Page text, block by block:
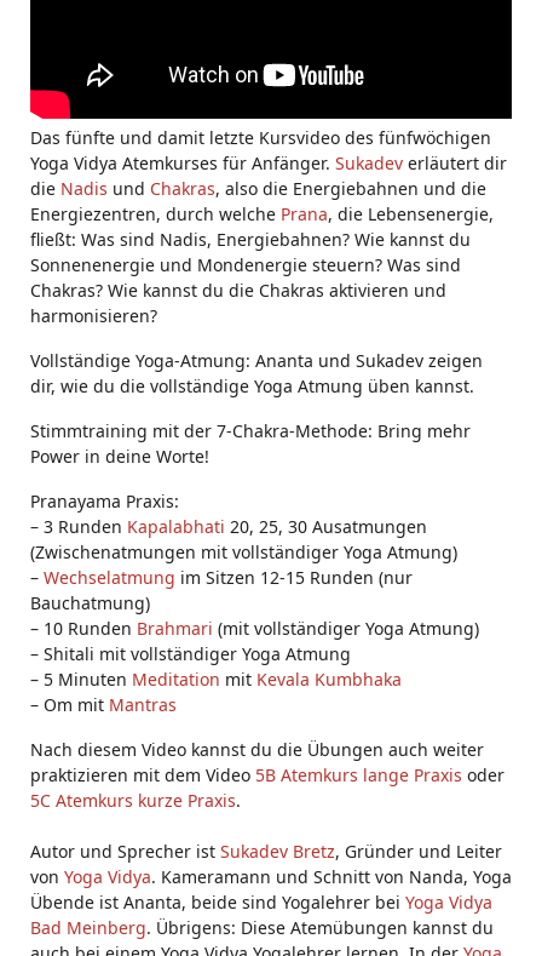
Das fünfte und damit letzte Kursvideo des fünfwöchigen
Yoga Vidya Atemkurses für Anfänger. Sukadev erläutert dir
die Nadis und Chakras, also die Energiebahnen und die
Energiezentren, durch welche Prana, die Lebensenergie,
fließt: Was sind Nadis, Energiebahnen? Wie kannst du
Sonnenenergie und Mondenergie steuern? Was sind
Chakras? Wie kannst du die Chakras aktivieren und
harmonisieren?
Vollständige Yoga-Atmung: Ananta und Sukadev zeigen
dir, wie du die vollständige Yoga Atmung üben kannst.
Stimmtraining mit der 7-Chakra-Methode: Bring mehr
Power in deine Worte!
Pranayama Praxis:
– 3 Runden Kapalabhati 20, 25, 30 Ausatmungen
(Zwischenatmungen mit vollständiger Yoga Atmung)
– Wechselatmung im Sitzen 12-15 Runden (nur
Bauchatmung)
– 10 Runden Brahmari (mit vollständiger Yoga Atmung)
– Shitali mit vollständiger Yoga Atmung
– 5 Minuten Meditation mit Kevala Kumbhaka
– Om mit Mantras
Nach diesem Video kannst du die Übungen auch weiter
praktizieren mit dem Video 5B Atemkurs lange Praxis oder
5C Atemkurs kurze Praxis.
Autor und Sprecher ist Sukadev Bretz, Gründer und Leiter
von Yoga Vidya. Kameramann und Schnitt von Nanda, Yoga
Übende ist Ananta, beide sind Yogalehrer bei Yoga Vidya
Bad Meinberg. Übrigens: Diese Atemübungen kannst du